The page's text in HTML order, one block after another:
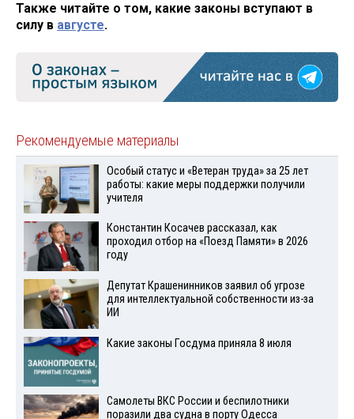
Также читайте о том, какие законы вступают в
силу в августе.
Рекомендуемые материалы
Особый статус и «Ветеран труда» за 25 лет
работы: какие меры поддержки получили
учителя
Константин Косачев рассказал, как
проходил отбор на «Поезд Памяти» в 2026
году
Депутат Крашенинников заявил об угрозе
для интеллектуальной собственности из-за
ИИ
Какие законы Госдума приняла 8 июля
Самолеты ВКС России и беспилотники
поразили два судна в порту Одесса